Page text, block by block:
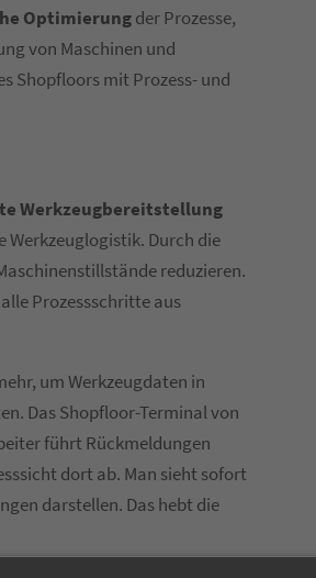
Optimierungder Prozesse,
von Maschinen und
Shopfloors mit Prozess- und
Werkzeugbereitstellung
Werkzeuglogistik. Durch die
reduzieren.
Prozessschritte aus
um Werkzeugdaten in
Das Shopfloor-Terminal von
führt Rückmeldungen
dort ab. Man sieht sofort
darstellen. Das hebt die